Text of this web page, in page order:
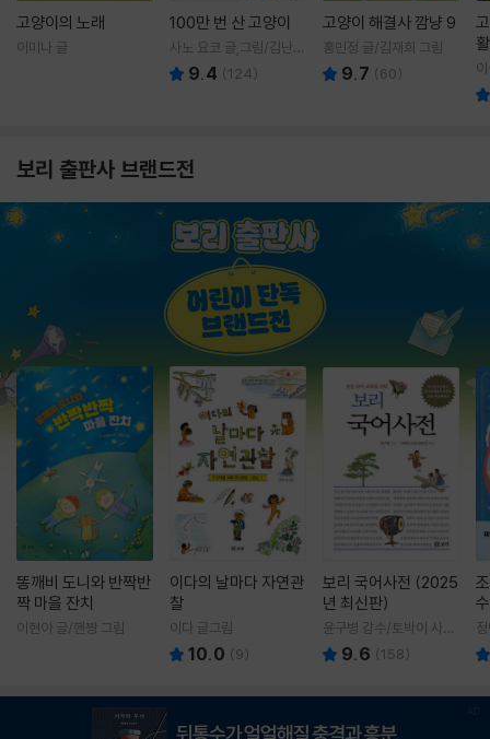
고양이의 노래
이미나 글
100만 번 산 고양이
사노 요코 글,그림/김난주
역 9.4 (124)
고양이 해결사 깜냥 9
홍민정 글/김재희 그림
9.7 (60)
보리 출판사 브랜드전
똥깨비 도니와 반짝반
짝 마을 잔치
이현아 글/핸짱 그림
이다의 날마다 자연관
찰
이다 글그림
10.0 (9)
보리 국어사전 (2025
년 최신판)
윤구병 감수/토박이 사전
편찬실 편
9.6 (158)